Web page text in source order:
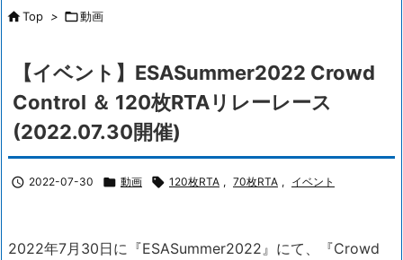
Top > 動画
【イベント】ESASummer2022 Crowd
Control ＆ 120枚RTAリレーレース
(2022.07.30開催)
 2022-07-30  動画  120枚RTA , 70枚RTA , イベント
2022年7月30日に『ESASummer2022』にて、『Crowd